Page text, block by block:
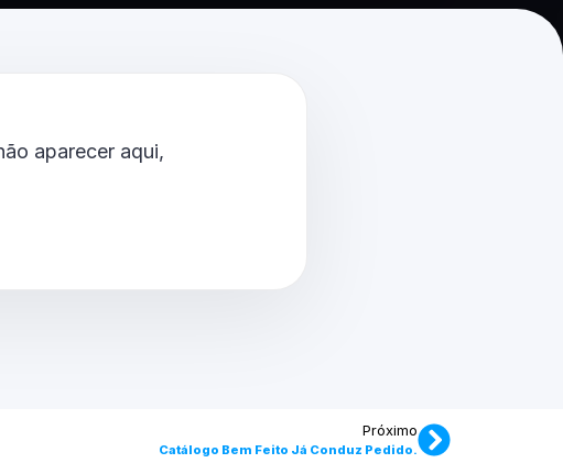
aparecer aqui,
Próximo
Catálogo Bem Feito Já Conduz Pedido.